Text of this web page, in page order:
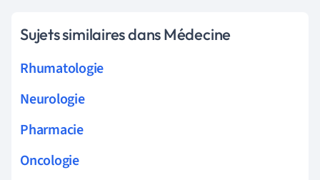
Sujets similaires dans Médecine
Rhumatologie
Neurologie
Pharmacie
Oncologie